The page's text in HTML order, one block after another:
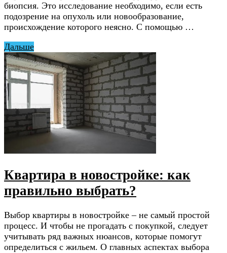
биопсия. Это исследование необходимо, если есть
подозрение на опухоль или новообразование,
происхождение которого неясно. С помощью …
Дальше
Квартира в новостройке: как
правильно выбрать?
Выбор квартиры в новостройке – не самый простой
процесс. И чтобы не прогадать с покупкой, следует
учитывать ряд важных нюансов, которые помогут
определиться с жильем. О главных аспектах выбора